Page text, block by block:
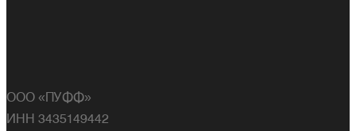
ООО «ПУФФ»
ИНН 3435149442